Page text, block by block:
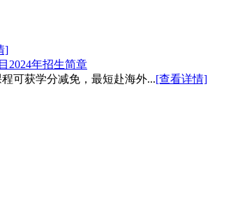
]
2024年招生简章
可获学分减免，最短赴海外...[查看详情]